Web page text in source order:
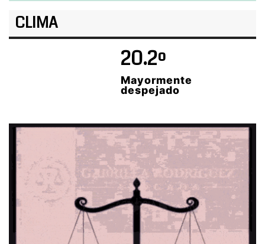
CLIMA
20.2º
Mayormente
despejado